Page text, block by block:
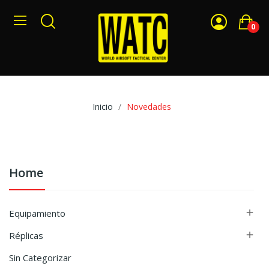
0
Inicio Novedades
Home
Equipamiento 
Réplicas 
Sin Categorizar